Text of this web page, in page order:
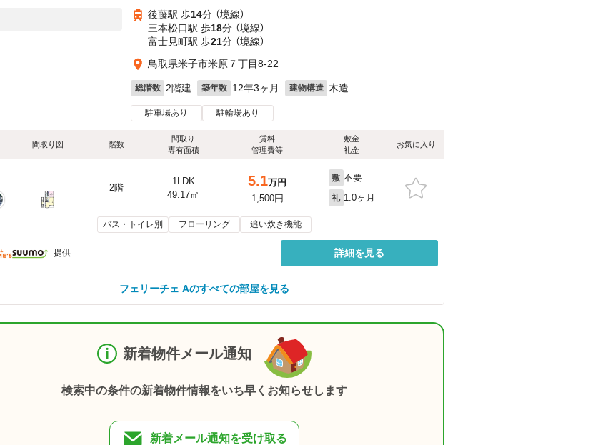
後藤駅 歩14分 （境線）
三本松口駅 歩18分 （境線）
富士見町駅 歩21分 （境線）
鳥取県米子市米原７丁目8-22
総階数 2階建 築年数 12年3ヶ月 建物構造 木造
駐車場あり 駐輪場あり
間取り図 階数
間取り
専有面積
賃料
管理費等
敷金
礼金
お気に入り
2階
1LDK
49.17㎡
5.1万円
1,500円
敷 不要
礼 1.0ヶ月
バス・トイレ別 フローリング 追い炊き機能
提供 詳細を見る
フェリーチェ Aのすべての部屋を見る
新着物件メール通知
検索中の条件の新着物件情報をいち早くお知らせします
新着メール通知を受け取る